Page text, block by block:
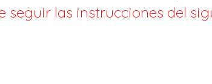
seguir las instrucciones del